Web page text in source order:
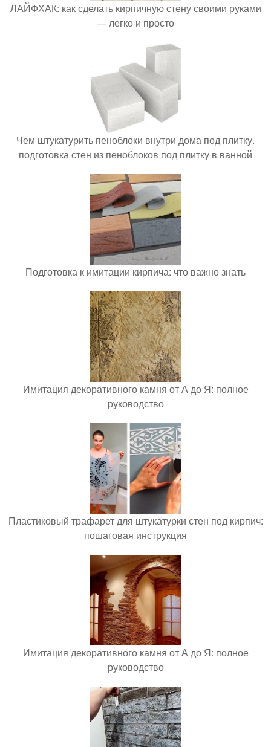
ЛАЙФХАК: как сделать кирпичную стену своими руками
— легко и просто
Чем штукатурить пеноблоки внутри дома под плитку.
подготовка стен из пеноблоков под плитку в ванной
Подготовка к имитации кирпича: что важно знать
Имитация декоративного камня от А до Я: полное
руководство
Пластиковый трафарет для штукатурки стен под кирпич:
пошаговая инструкция
Имитация декоративного камня от А до Я: полное
руководство